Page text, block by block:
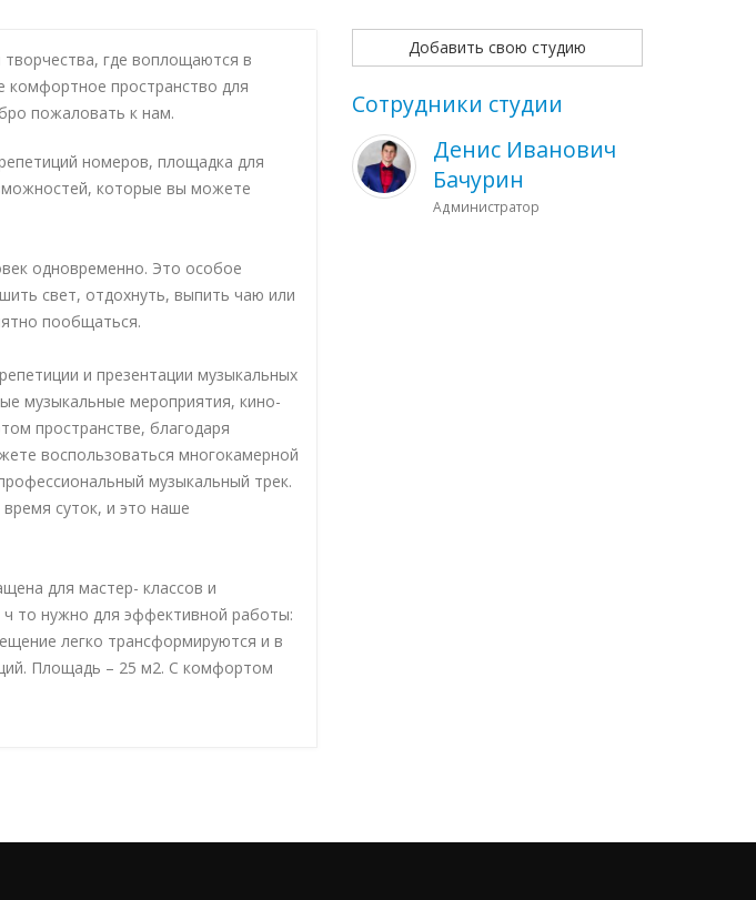
где воплощаются в
пространство для
пожаловать к нам.
номеров, площадка для
которые вы можете
одновременно. Это особое
свет, отдохнуть, выпить чаю или
пообщаться.
и презентации музыкальных
музыкальные мероприятия, кино-
пространстве, благодаря
воспользоваться многокамерной
музыкальный трек.
суток, и это наше
для мастер- классов и
ч то нужно для эффективной работы:
легко трансформируются и в
Площадь – 25 м2. С комфортом
Добавить свою студию
Сотрудники студии
Денис Иванович
Бачурин
Администратор